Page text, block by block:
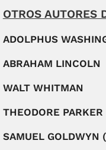
OTROS AUTORES
ADOLPHUS
ABRAHAM LINCOLN
WALT WHITMAN
THEODORE PARKER
SAMUEL GOLDWYN